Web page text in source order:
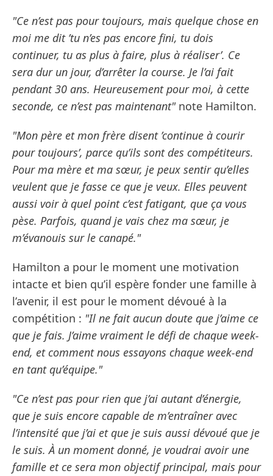
"Ce n’est pas pour toujours, mais quelque chose en
moi me dit ’tu n’es pas encore fini, tu dois
continuer, tu as plus à faire, plus à réaliser’. Ce
sera dur un jour, d’arrêter la course. Je l’ai fait
pendant 30 ans. Heureusement pour moi, à cette
seconde, ce n’est pas maintenant"note Hamilton.
"Mon père et mon frère disent ’continue à courir
pour toujours’, parce qu’ils sont des compétiteurs.
Pour ma mère et ma sœur, je peux sentir qu’elles
veulent que je fasse ce que je veux. Elles peuvent
aussi voir à quel point c’est fatigant, que ça vous
pèse. Parfois, quand je vais chez ma sœur, je
m’évanouis sur le canapé."
Hamilton a pour le moment une motivation
intacte et bien qu’il espère fonder une famille à
l’avenir, il est pour le moment dévoué à la
compétition : "Il ne fait aucun doute que j’aime ce
que je fais. J’aime vraiment le défi de chaque week-
end, et comment nous essayons chaque week-end
en tant qu’équipe."
"Ce n’est pas pour rien que j’ai autant d’énergie,
que je suis encore capable de m’entraîner avec
l’intensité que j’ai et que je suis aussi dévoué que je
le suis. À un moment donné, je voudrai avoir une
famille et ce sera mon objectif principal, mais pour